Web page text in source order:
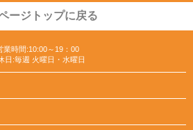
ージトップに戻る
業時間:10:00～19：00
日:毎週 火曜日・水曜日